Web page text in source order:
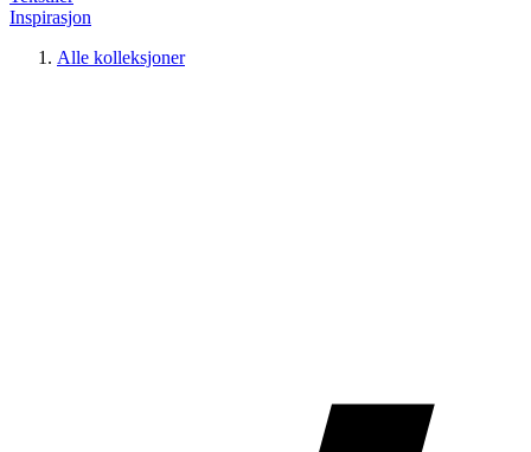
Inspirasjon
Alle kolleksjoner